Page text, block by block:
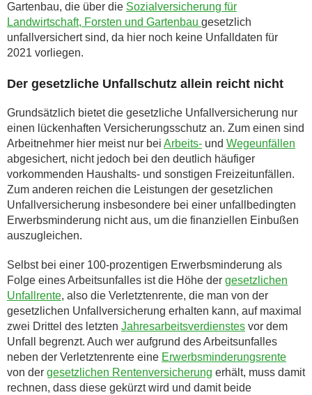
Gartenbau, die über die Sozialversicherung für
Landwirtschaft, Forsten und Gartenbau gesetzlich
unfallversichert sind, da hier noch keine Unfalldaten für
2021 vorliegen.
Der gesetzliche Unfallschutz allein reicht nicht
Grundsätzlich bietet die gesetzliche Unfallversicherung nur
einen lückenhaften Versicherungsschutz an. Zum einen sind
Arbeitnehmer hier meist nur bei Arbeits- und Wegeunfällen
abgesichert, nicht jedoch bei den deutlich häufiger
vorkommenden Haushalts- und sonstigen Freizeitunfällen.
Zum anderen reichen die Leistungen der gesetzlichen
Unfallversicherung insbesondere bei einer unfallbedingten
Erwerbsminderung nicht aus, um die finanziellen Einbußen
auszugleichen.
Selbst bei einer 100-prozentigen Erwerbsminderung als
Folge eines Arbeitsunfalles ist die Höhe der gesetzlichen
Unfallrente, also die Verletztenrente, die man von der
gesetzlichen Unfallversicherung erhalten kann, auf maximal
zwei Drittel des letzten Jahresarbeitsverdienstes vor dem
Unfall begrenzt. Auch wer aufgrund des Arbeitsunfalles
neben der Verletztenrente eine Erwerbsminderungsrente
von der gesetzlichen Rentenversicherung erhält, muss damit
rechnen, dass diese gekürzt wird und damit beide